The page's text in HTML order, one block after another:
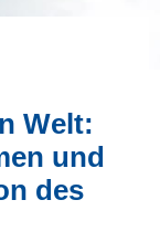
Welt:
und
des